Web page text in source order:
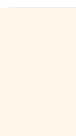
épinards et récupérer
financements perdus à
la satanée crise
mondiale! «Depuis la
économique,
moyens de
volatilisés. Les gens
des dons avec les
leurs placements et